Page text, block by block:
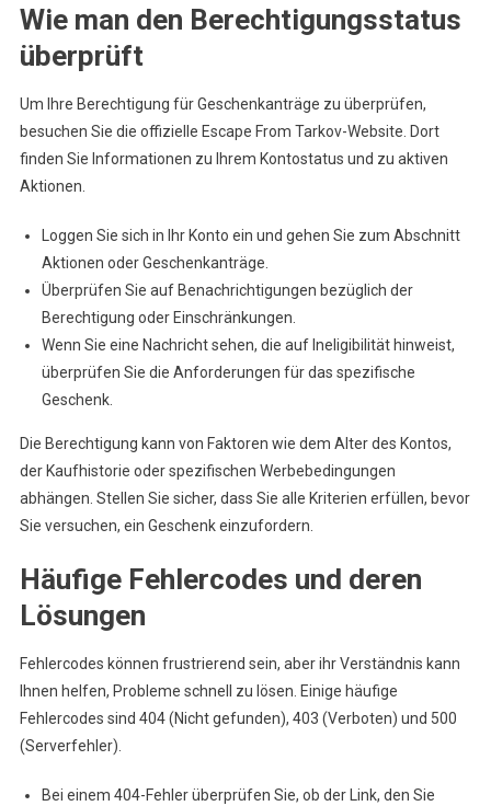
Wie man den Berechtigungsstatus
überprüft
Um Ihre Berechtigung für Geschenkanträge zu überprüfen,
besuchen Sie die offizielle Escape From Tarkov-Website. Dort
finden Sie Informationen zu Ihrem Kontostatus und zu aktiven
Aktionen.
Loggen Sie sich in Ihr Konto ein und gehen Sie zum Abschnitt
Aktionen oder Geschenkanträge.
Überprüfen Sie auf Benachrichtigungen bezüglich der
Berechtigung oder Einschränkungen.
Wenn Sie eine Nachricht sehen, die auf Ineligibilität hinweist,
überprüfen Sie die Anforderungen für das spezifische
Geschenk.
Die Berechtigung kann von Faktoren wie dem Alter des Kontos,
der Kaufhistorie oder spezifischen Werbebedingungen
abhängen. Stellen Sie sicher, dass Sie alle Kriterien erfüllen, bevor
Sie versuchen, ein Geschenk einzufordern.
Häufige Fehlercodes und deren
Lösungen
Fehlercodes können frustrierend sein, aber ihr Verständnis kann
Ihnen helfen, Probleme schnell zu lösen. Einige häufige
Fehlercodes sind 404 (Nicht gefunden), 403 (Verboten) und 500
(Serverfehler).
Bei einem 404-Fehler überprüfen Sie, ob der Link, den Sie